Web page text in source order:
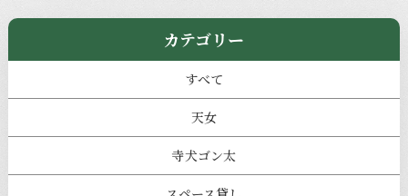
カテゴリー
すべて
天女
寺犬ゴン太